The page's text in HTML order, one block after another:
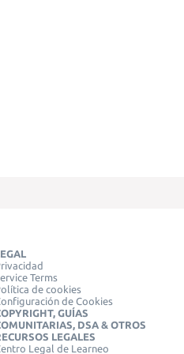
Terms
de cookies
de Cookies
GUÍAS
DSA & OTROS
LEGALES
Legal de Learneo